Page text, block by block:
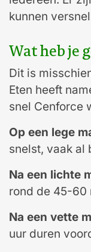
kunnen
Wat heb je
Dit is
Eten heeft
snel Cenforce
Op een lege
snelst, vaak al
Na een lichte
rond de 45-60
Na een vette
uur duren